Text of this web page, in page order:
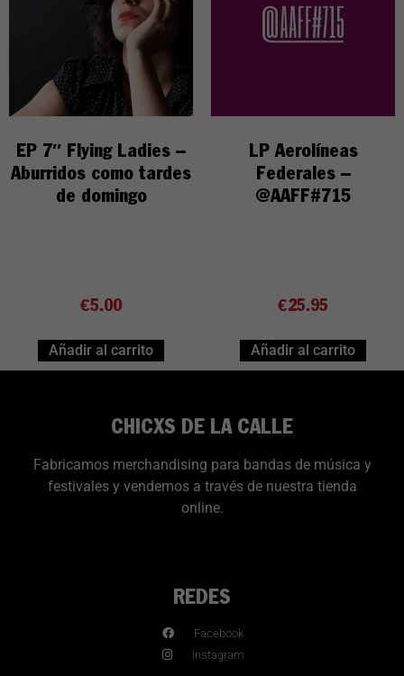
EP 7″ Flying Ladies –
Aburridos como tardes
de domingo
€5.00
Añadir al carrito
LP Aerolíneas
Federales –
@AAFF#715
€25.95
Añadir al carrito
CHICXS DE LA CALLE
Fabricamos merchandising para bandas de música y
festivales y vendemos a través de nuestra tienda
online.
REDES
Facebook
Instagram